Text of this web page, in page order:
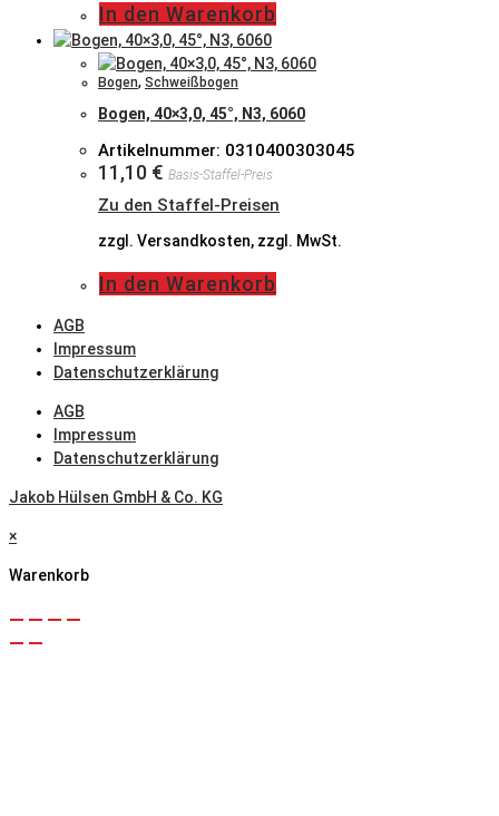
In den Warenkorb
Bogen, Schweißbogen
Bogen, 40×3,0, 45°, N3, 6060
Artikelnummer: 0310400303045
11,10 € Basis-Staffel-Preis
Zu den Staffel-Preisen
zzgl. Versandkosten, zzgl. MwSt.
In den Warenkorb
AGB
Impressum
Datenschutzerklärung
AGB
Impressum
Datenschutzerklärung
Jakob Hülsen GmbH & Co. KG
×
Warenkorb